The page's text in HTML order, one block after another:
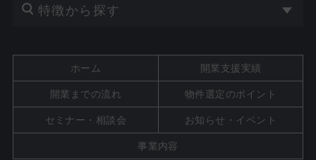
特徴から探す
ホーム 開業支援実績
開業までの流れ 物件選定のポイント
セミナー・相談会 お知らせ・イベント
事業内容